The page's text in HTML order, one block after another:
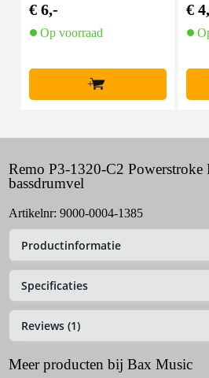
€ 6,-
Op voorraad
+
€
Remo P3-1320-C2 Powerstroke
bassdrumvel
Artikelnr: 9000-0004-1385
Productinformatie
Specificaties
Reviews (1)
Meer producten bij Bax Music